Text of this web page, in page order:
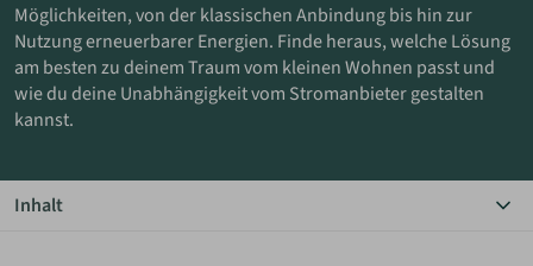
ANMELDEN
Möglichkeiten, von der klassischen Anbindung bis hin zur
Nutzung erneuerbarer Energien. Finde heraus, welche Lösung
am besten zu deinem Traum vom kleinen Wohnen passt und
wie du deine Unabhängigkeit vom Stromanbieter gestalten
kannst.
Inhalt